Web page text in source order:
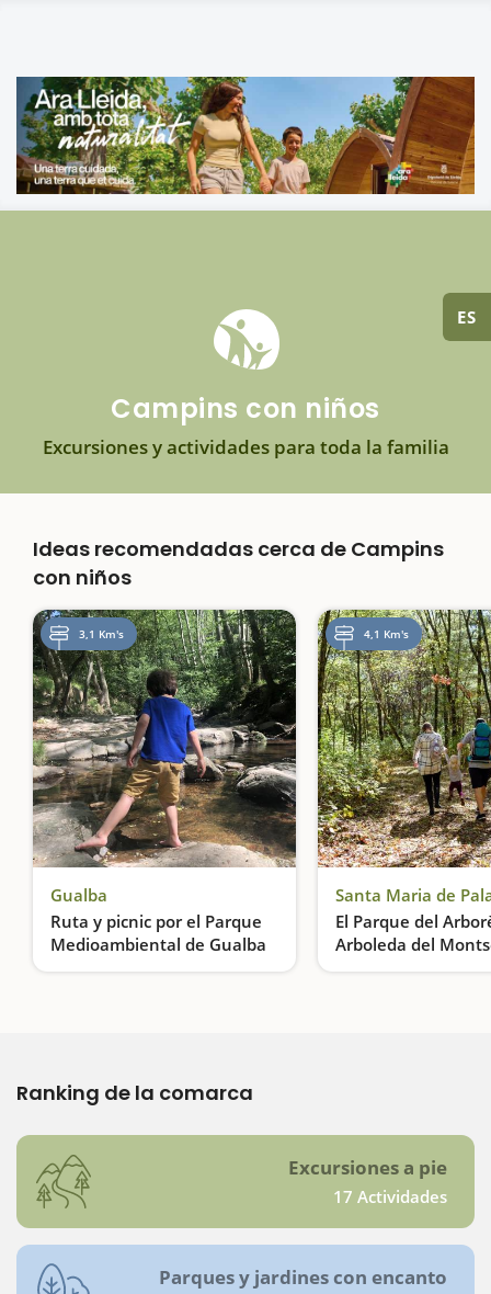
ES
Campins con niños
Excursiones y actividades para toda la familia
Ideas recomendadas cerca de Campins
con niños
3,1 Km's
Gualba
Ruta y picnic por el Parque
Medioambiental de Gualba
Picnic en un parque natural
4,1 Km's
El Parque del
Arboleda del
Toda la variedad del
Ranking de la comarca
Excursiones a pie
17 Actividades
Parques y jardines con encanto